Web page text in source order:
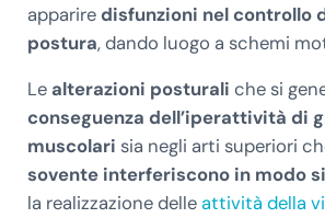
appariredisfunzioni nel controllo
postura, dando luogo a schemi
Le alterazioni posturali che si
conseguenza dell’iperattività di
muscolari sia negli arti superiori
sovente interferiscono in modo
la realizzazione delleattività della